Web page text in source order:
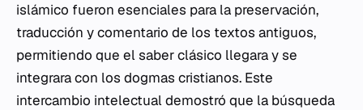
islámico fueron esenciales para la preservación,
traducción y comentario de los textos antiguos,
permitiendo que el saber clásico llegara y se
integrara con los dogmas cristianos. Este
intercambio intelectual demostró que la búsqueda